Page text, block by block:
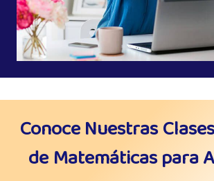
Conoce Nuestras
de Matemáticas para